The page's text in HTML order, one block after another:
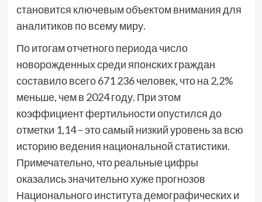
становится ключевым объектом внимания для
аналитиков по всему миру.
По итогам отчетного периода число
новорожденных среди японских граждан
составило всего 671 236 человек, что на 2,2%
меньше, чем в 2024 году. При этом
коэффициент фертильности опустился до
отметки 1,14 – это самый низкий уровень за всю
историю ведения национальной статистики.
Примечательно, что реальные цифры
оказались значительно хуже прогнозов
Национального института демографических и